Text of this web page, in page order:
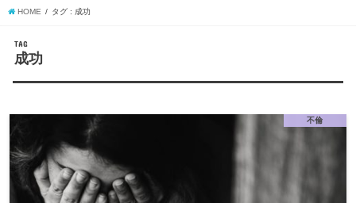
HOME タグ : 成功
TAG
成功
不倫